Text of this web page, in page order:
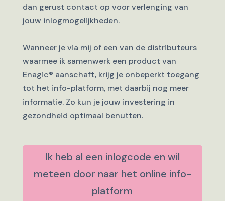
dan gerust contact op voor verlenging van
jouw inlogmogelijkheden.
Wanneer je via mij of een van de distributeurs
waarmee ik samenwerk een product van
Enagic® aanschaft, krijg je onbeperkt toegang
tot het info-platform, met daarbij nog meer
informatie. Zo kun je jouw investering in
gezondheid optimaal benutten.
Ik heb al een inlogcode en wil
meteen door naar het online info-
platform